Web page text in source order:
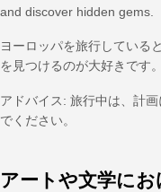
and discover hidden gems.
ヨーロッパを旅行している
を見つけるのが大好きです。
アドバイス: 旅行中は、計
でください。
アートや文学に